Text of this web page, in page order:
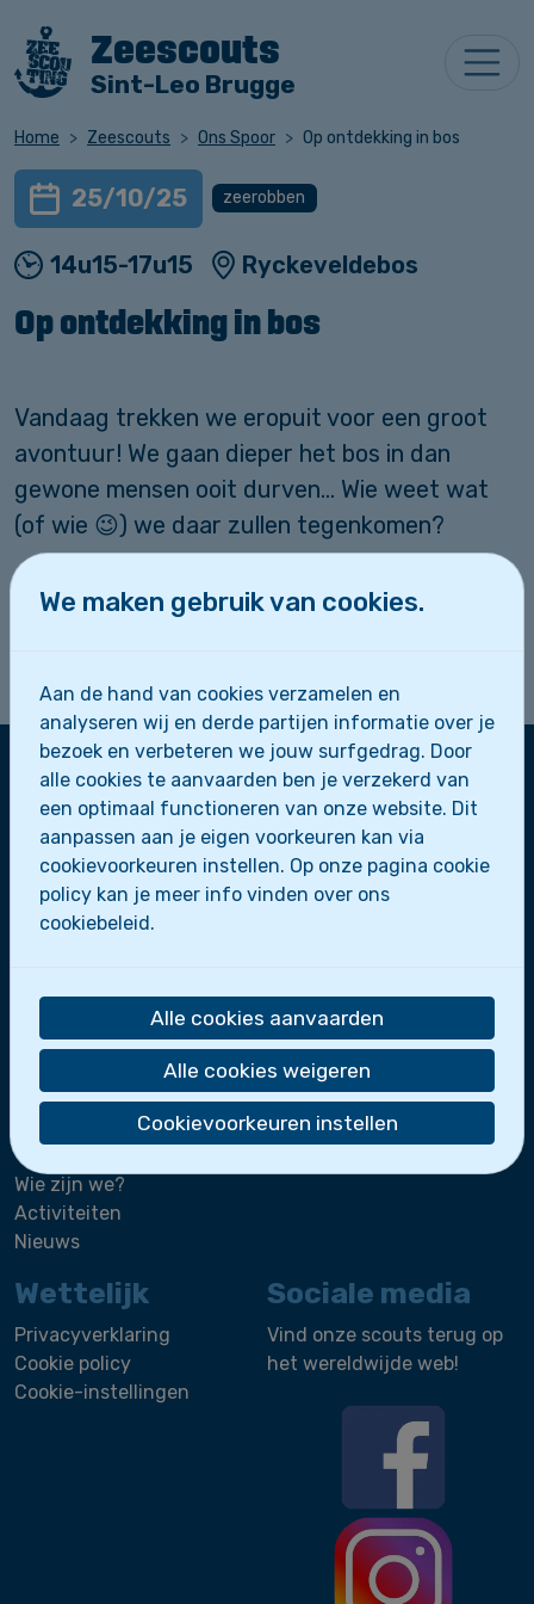
Zeescouts
Sint-Leo Brugge
Home Zeescouts Ons Spoor Op ontdekking in bos
25/10/25 zeerobben
14u15-17u15 Ryckeveldebos
Op ontdekking in bos
Vandaag trekken we eropuit voor een groot
avontuur! We gaan dieper het bos in dan
gewone mensen ooit durven… Wie weet wat
(of wie 😉) we daar zullen tegenkomen?
We spreken af om
van Ryckeveldeen sluiten daar weer af om
17u15. Trek zeker eenlange broekaan, want
we gaan écht het bos in!
Zeescouts Sint-Leo
Zeepaardjes
Zeewolfjes
Zeerobben
Scheepsmakkers
Zeeverkenners
Loodsen
Bootslui
De zeescouts maken deel uit vanScoutsgroep
Sint-Leo
Wie zijn we?
Activiteiten
Nieuws
Wettelijk
Privacyverklaring
Cookie policy
Cookie-instellingen
Sociale media
Vind onze scouts terug op
het wereldwijde web!
We maken gebruik van cookies.
Aan de hand van cookies verzamelen en
analyseren wij en derde partijen informatie over je
bezoek en verbeteren we jouw surfgedrag. Door
alle cookies te aanvaarden ben je verzekerd van
een optimaal functioneren van onze website. Dit
aanpassen aan je eigen voorkeuren kan via
cookievoorkeuren instellen. Op onze pagina cookie
policy kan je meer info vinden over ons
cookiebeleid.
Alle cookies aanvaarden
Alle cookies weigeren
Cookievoorkeuren instellen